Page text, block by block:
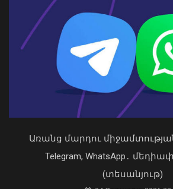
Կաթողիկոսը պետք է օրենքի
կանգնի, եթե հանցանք է գործել,
արտաքին ազդեցության
դարձել. աստվածաբան
Առանց մարդու
Telegram, WhatsApp․
(տեսանյութ)